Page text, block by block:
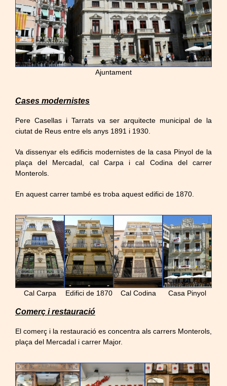
Ajuntament
Cases modernistes
Pere Casellas i Tarrats va ser arquitecte municipal de la
ciutat de Reus entre els anys 1891 i 1930.
Va dissenyar els edificis modernistes de la casa Pinyol de la
plaça del Mercadal, cal Carpa i cal Codina del carrer
Monterols.
En aquest carrer també es troba aquest edifici de 1870.
Cal Carpa Edifici de 1870 Cal Codina Casa Pinyol
Comerç i restauració
El comerç i la restauració es concentra als carrers Monterols,
plaça del Mercadal i carrer Major.